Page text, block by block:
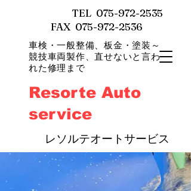
Resorte Auto
service
TEL 075-972-2535
FAX 075-972-2536
車検・一般整備、 板金・塗装～
競技車両製作、直せないと言わ
れた修理まで
レソルテオートサービス